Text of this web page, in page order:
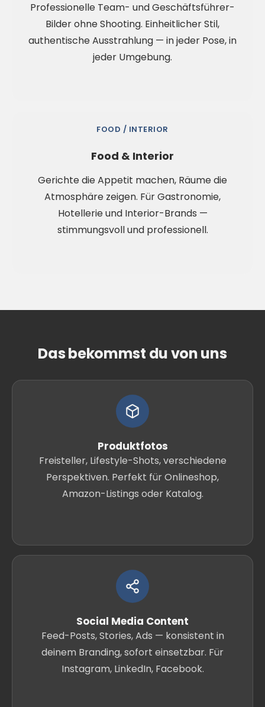
Professionelle Team- und Geschäftsführer-
Bilder ohne Shooting. Einheitlicher Stil,
authentische Ausstrahlung — in jeder Pose, in
jeder Umgebung.
FOOD / INTERIOR
Food & Interior
Gerichte die Appetit machen, Räume die
Atmosphäre zeigen. Für Gastronomie,
Hotellerie und Interior-Brands —
stimmungsvoll und professionell.
Das bekommst du von uns
Produktfotos
Freisteller, Lifestyle-Shots, verschiedene
Perspektiven. Perfekt für Onlineshop,
Amazon-Listings oder Katalog.
Social Media Content
Feed-Posts, Stories, Ads — konsistent in
deinem Branding, sofort einsetzbar. Für
Instagram, LinkedIn, Facebook.